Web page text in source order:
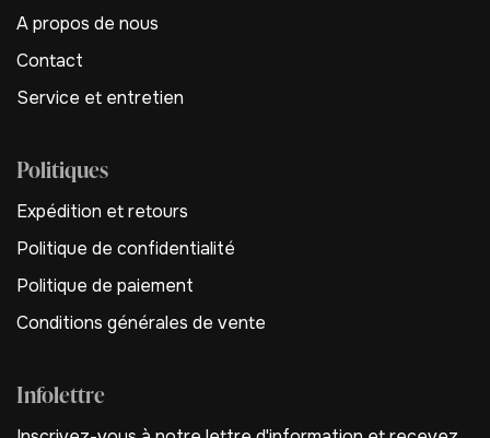
A propos de nous
Contact
Service et entretien
Politiques
Expédition et retours
Politique de confidentialité
Politique de paiement
Conditions générales de vente
Infolettre